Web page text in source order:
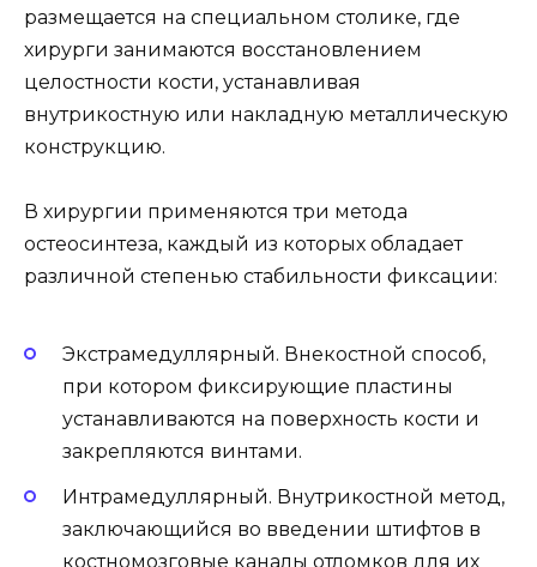
размещается на специальном столике, где
хирурги занимаются восстановлением
целостности кости, устанавливая
внутрикостную или накладную металлическую
конструкцию.
В хирургии применяются три метода
остеосинтеза, каждый из которых обладает
различной степенью стабильности фиксации:
Экстрамедуллярный. Внекостной способ,
при котором фиксирующие пластины
устанавливаются на поверхность кости и
закрепляются винтами.
Интрамедуллярный. Внутрикостной метод,
заключающийся во введении штифтов в
костномозговые каналы отломков для их